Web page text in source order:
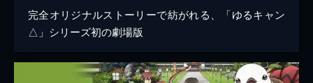
完全オリジナルストーリーで紡がれる、「ゆるキャン
△」シリーズ初の劇場版